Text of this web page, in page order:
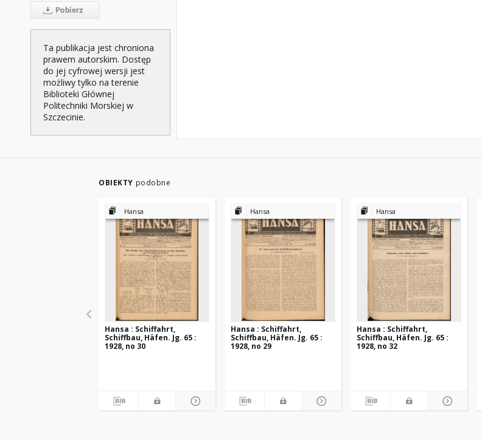
Pobierz
Ta publikacja jest chroniona
prawem autorskim. Dostęp
do jej cyfrowej wersji jest
możliwy tylko na terenie
Biblioteki Głównej
Politechniki Morskiej w
Szczecinie.
OBIEKTY podobne
Hansa
Hansa : Schiffahrt,
Schiffbau, Häfen. Jg. 65 :
1928, no 30
Hansa
Hansa : Schiffahrt,
Schiffbau, Häfen. Jg. 65 :
1928, no 29
Hansa
Hansa : Schiffahrt,
Schiffbau, Häfen. Jg. 65 :
1928, no 32